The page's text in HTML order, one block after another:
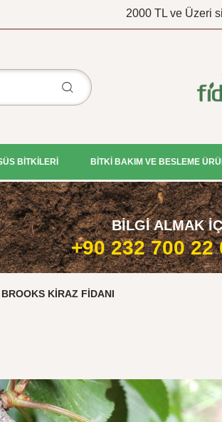
2000 TL ve Üzeri
BİTKİLERİ BİTKİ BAKIM VE BESLEME
BİLGİ ALMAK
+90 232 700 22
BROOKS KİRAZ FİDANI